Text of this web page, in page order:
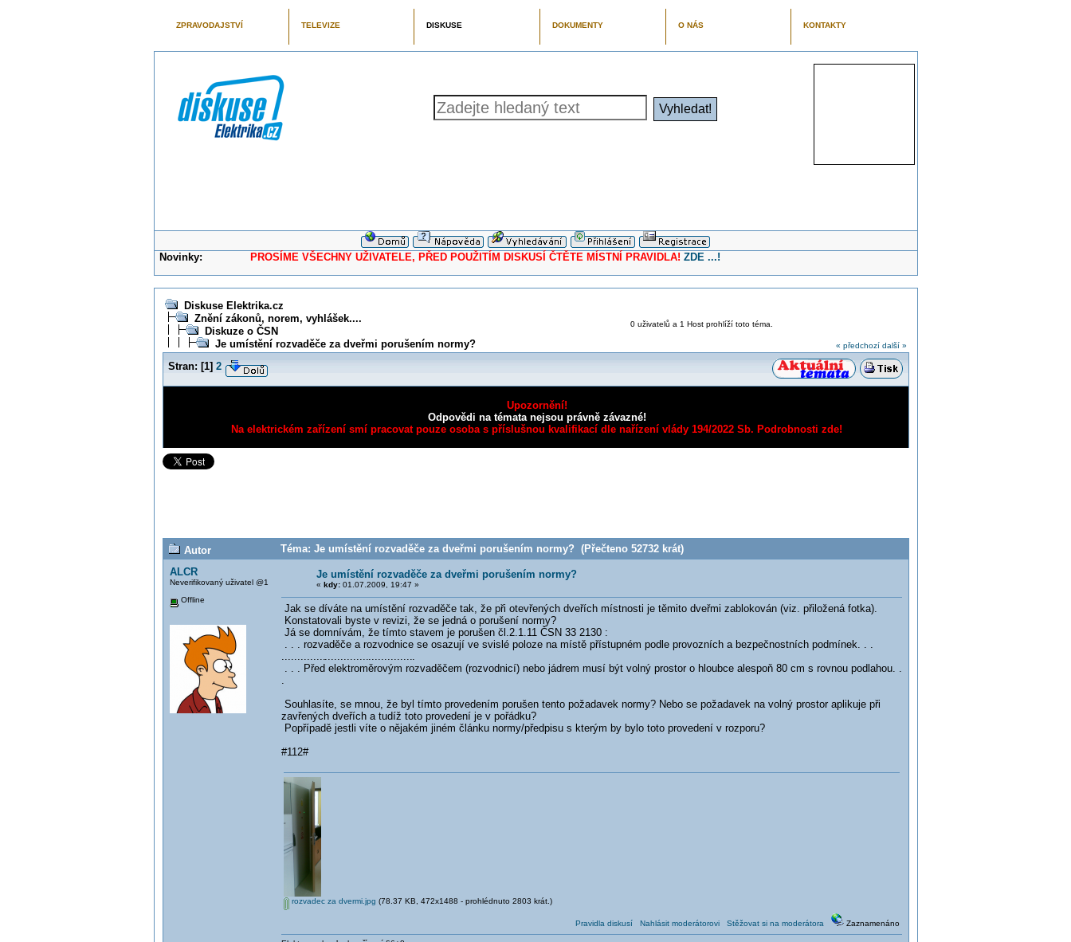
ZPRAVODAJSTVÍ TELEVIZE DISKUSE DOKUMENTY O NÁS KONTAKTY
Novinky: PROSÍME VŠECHNY UŽIVATELE, PŘED POUŽITÍM DISKUSÍ ČTĚTE MÍSTNÍ PRAVIDLA! ZDE ...!
Diskuse Elektrika.cz
Znění zákonů, norem, vyhlášek....
Diskuze o ČSN
Je umístění rozvaděče za dveřmi porušením normy?
0 uživatelů a 1 Host prohlíží toto téma.
« předchozí další »
Stran: [1] 2
Upozornění!
Odpovědi na témata nejsou právně závazné!
Na elektrickém zařízení smí pracovat pouze osoba s příslušnou kvalifikací dle nařízení vlády 194/2022 Sb. Podrobnosti zde!
Autor
Téma: Je umístění rozvaděče za dveřmi porušením normy? (Přečteno 52732 krát)
ALCR
Neverifikovaný uživatel @1
Offline
Je umístění rozvaděče za dveřmi porušením normy?
« kdy:01.07.2009, 19:47 »
Jak se díváte na umístění rozvaděče tak, že při otevřených dveřích místnosti je těmito dveřmi zablokován (viz. přiložená fotka).
Konstatovali byste v revizi, že se jedná o porušení normy?
Já se domnívám, že tímto stavem je porušen čl.2.1.11 ČSN 33 2130 :
. . . rozvaděče a rozvodnice se osazují ve svislé poloze na místě přístupném podle provozních a bezpečnostních podmínek. . .
...........................................
. . . Před elektroměrovým rozvaděčem (rozvodnicí) nebo jádrem musí být volný prostor o hloubce alespoň 80 cm s rovnou podlahou. .
.
Souhlasíte, se mnou, že byl tímto provedením porušen tento požadavek normy? Nebo se požadavek na volný prostor aplikuje při
zavřených dveřích a tudíž toto provedení je v pořádku?
Popřípadě jestli víte o nějakém jiném článku normy/předpisu s kterým by bylo toto provedení v rozporu?
#112#
rozvadec za dvermi.jpg (78.37 KB, 472x1488 - prohlédnuto 2803 krát.)
Pravidla diskusí Nahlásit moderátorovi Stěžovat si na moderátora Zaznamenáno